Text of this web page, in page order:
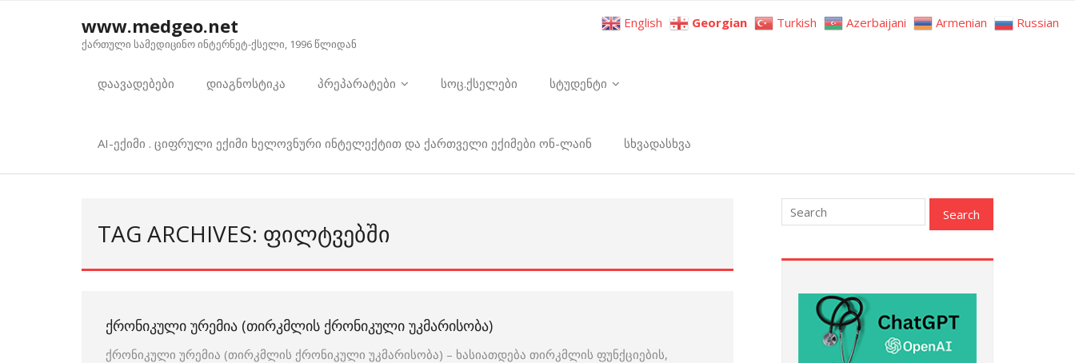
www.medgeo.net
ქართული სამედიცინო ინტერნეტ-ქსელი, 1996 წლიდან
დაავადებები დიაგნოსტიკა პრეპარატები სოც.ქსელები სტუდენტი
AI-ექიმი . ციფრული ექიმი ხელოვნური ინტელექტით და ქართველი ექიმები ონ-ლაინ სხვადასხვა
TAG ARCHIVES: ᲤᲘᲚᲢᲕᲔᲑᲨᲘ
ᲥᲠᲝᲜᲘᲙᲣᲚᲘ ᲣᲠᲔᲛᲘᲐ (ᲗᲘᲠᲙᲛᲚᲘᲡ ᲥᲠᲝᲜᲘᲙᲣᲚᲘ ᲣᲙᲛᲐᲠᲘᲡᲝᲑᲐ)
ქრონიკული ურემია (თირკმლის ქრონიკული უკმარისობა) – ხასიათდება თირკმლის ფუნქციების,
English Georgian Turkish Azerbaijani Armenian Russian